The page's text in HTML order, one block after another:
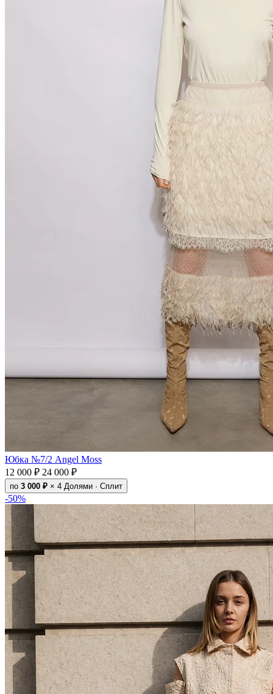
Юбка №7/2 Angel Moss
12 000 ₽ 24 000 ₽
по 3 000 ₽ × 4 Долями · Сплит
-50%